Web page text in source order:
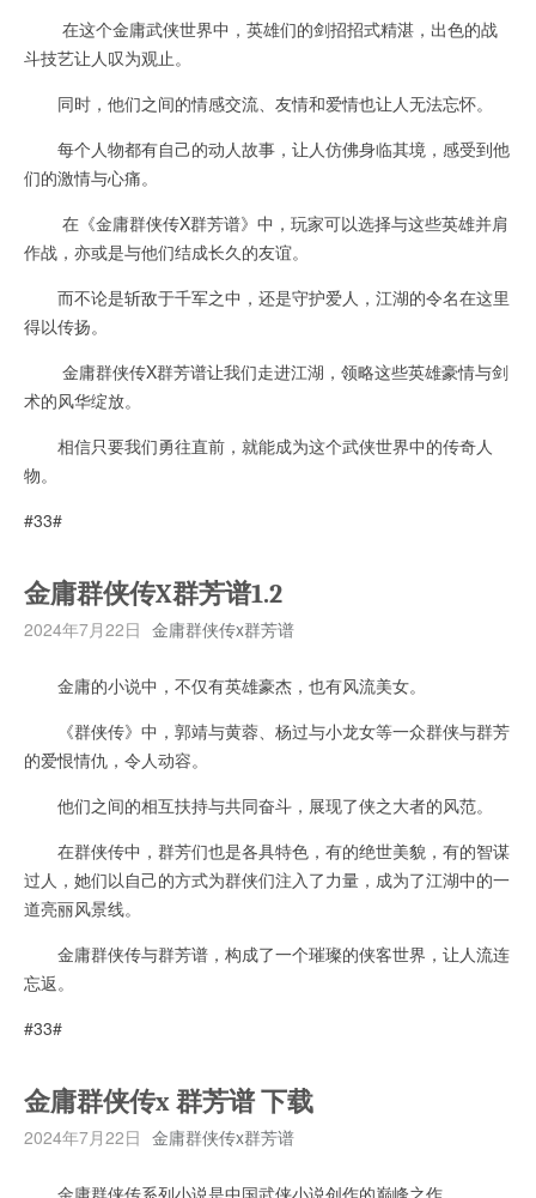
在这个金庸武侠世界中，英雄们的剑招招式精湛，出色的战
斗技艺让人叹为观止。
同时，他们之间的情感交流、友情和爱情也让人无法忘怀。
每个人物都有自己的动人故事，让人仿佛身临其境，感受到他
们的激情与心痛。
在《金庸群侠传X群芳谱》中，玩家可以选择与这些英雄并肩
作战，亦或是与他们结成长久的友谊。
而不论是斩敌于千军之中，还是守护爱人，江湖的令名在这里
得以传扬。
金庸群侠传X群芳谱让我们走进江湖，领略这些英雄豪情与剑
术的风华绽放。
相信只要我们勇往直前，就能成为这个武侠世界中的传奇人
物。
#33#
金庸群侠传X群芳谱1.2
2024年7月22日 金庸群侠传x群芳谱
金庸的小说中，不仅有英雄豪杰，也有风流美女。
《群侠传》中，郭靖与黄蓉、杨过与小龙女等一众群侠与群芳
的爱恨情仇，令人动容。
他们之间的相互扶持与共同奋斗，展现了侠之大者的风范。
在群侠传中，群芳们也是各具特色，有的绝世美貌，有的智谋
过人，她们以自己的方式为群侠们注入了力量，成为了江湖中的一
道亮丽风景线。
金庸群侠传与群芳谱，构成了一个璀璨的侠客世界，让人流连
忘返。
#33#
金庸群侠传x 群芳谱 下载
2024年7月22日 金庸群侠传x群芳谱
金庸群侠传系列小说是中国武侠小说创作的巅峰之作。